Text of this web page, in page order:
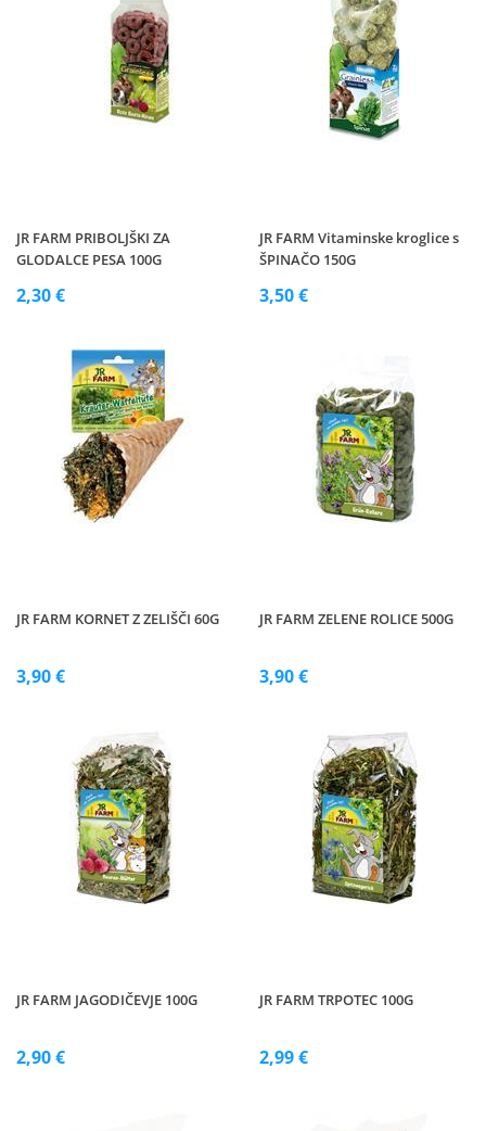
JR FARM PRIBOLJŠKI ZA
GLODALCE PESA 100G
2,30 €
JR FARM Vitaminske kroglice s
ŠPINAČO 150G
3,50 €
JR FARM KORNET Z ZELIŠČI 60G
3,90 €
JR FARM ZELENE ROLICE 500G
3,90 €
JR FARM JAGODIČEVJE 100G
2,90 €
JR FARM TRPOTEC 100G
2,99 €